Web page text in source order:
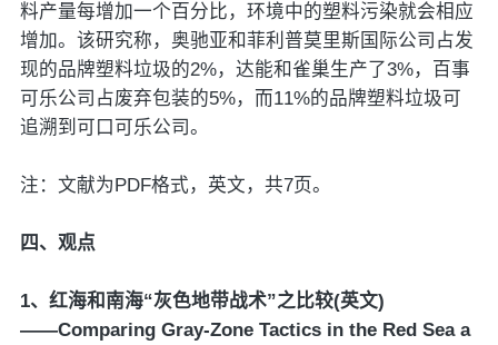
料产量每增加一个百分比，环境中的塑料污染就会相应
增加。该研究称，奥驰亚和菲利普莫里斯国际公司占发
现的品牌塑料垃圾的2%，达能和雀巢生产了3%，百事
可乐公司占废弃包装的5%，而11%的品牌塑料垃圾可
追溯到可口可乐公司。
注：文献为PDF格式，英文，共7页。
四、观点
1、红海和南海“灰色地带战术”之比较(英文)
——Comparing Gray-Zone Tactics in the Red Sea a